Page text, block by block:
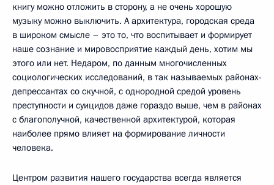
книгу можно отложить в сторону, а не очень хорошую
музыку можно выключить. А архитектура, городская среда
в широком смысле – это то, что воспитывает и формирует
наше сознание и мировосприятие каждый день, хотим мы
этого или нет. Недаром, по данным многочисленных
социологических исследований, в так называемых районах-
депрессантах со скучной, с однородной средой уровень
преступности и суицидов даже гораздо выше, чем в районах
с благополучной, качественной архитектурой, которая
наиболее прямо влияет на формирование личности
человека.
Центром развития нашего государства всегда является